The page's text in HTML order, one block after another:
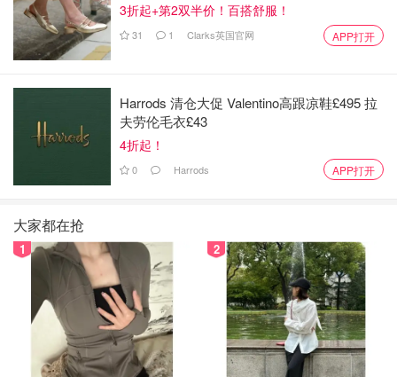
3折起+第2双半价！百搭舒服！
31 1 Clarks英国官网 APP打开
Harrods 清仓大促 Valentino高跟凉鞋£495 拉
夫劳伦毛衣£43
4折起！
0 Harrods APP打开
大家都在抢
1 2